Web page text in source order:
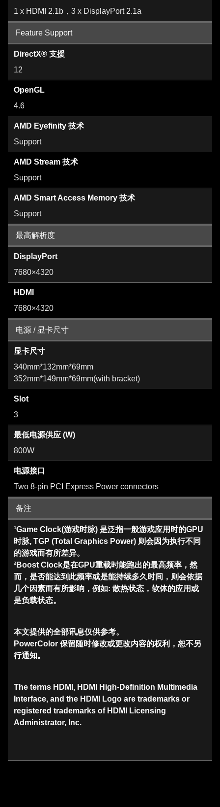
1 x HDMI 2.1b，3 x DisplayPort 2.1a
Feature Support
DirectX® 支援
12
OpenGL
4.6
AMD Eyefinity 技术
Support
AMD Stream 技术
Support
AMD Smart Access Memory 技术
Support
最高解析度
DisplayPort
7680×4320
HDMI
7680×4320
电源 / 显卡尺寸
显卡尺寸
340mm*132mm*69mm
352mm*149mm*69mm(with bracket)
Slot
3
最低电源供应 (W)
800W
电源接口
Two 8-pin PCI Express Power connectors
备注
¹Game Clock(游戏时脉) 是泛指一般游戏应用时的GPU
时脉, TGP (Total Graphics Power) 则会因为执行不同
的游戏而有所差异。
²Boost Clock是在GPU重载时能跑出的最高频率，然
而，是否能达到此频率或是能持续多久时间，则会依据
几个因素而有所影响，例如: 散热状态，软体的应用或
是负载状态。
本文提供的全部讯息仅供参考。
PowerColor 保留随时修改或更改内容的权利，恕不另
行通知。
The terms HDMI, HDMI High-Definition Multimedia
Interface, and the HDMI Logo are trademarks or
registered trademarks of HDMI Licensing
Administrator, Inc.